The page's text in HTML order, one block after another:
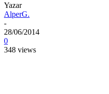
Yazar
AlperG.
-
28/06/2014
0
348 views